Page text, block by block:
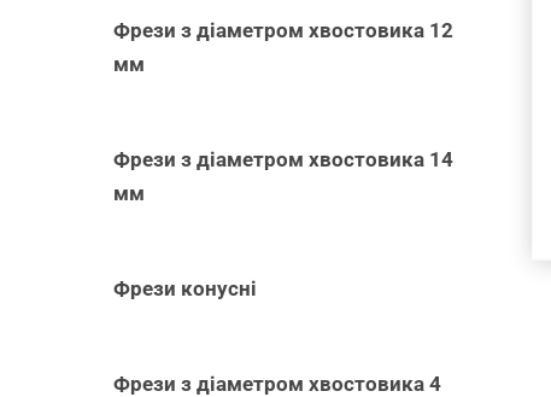
ШВИДКИЙ
Фрези з діаметром хвостовика 12
мм
Фрези з діаметром хвостовика 14
мм
Фрези конусні
Фрези з діаметром хвостовика 4